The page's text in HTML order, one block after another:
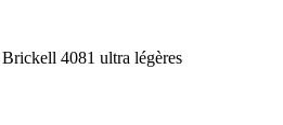
4081 ultra légères